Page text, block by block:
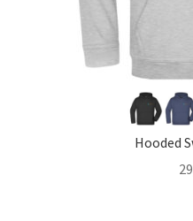
Hooded